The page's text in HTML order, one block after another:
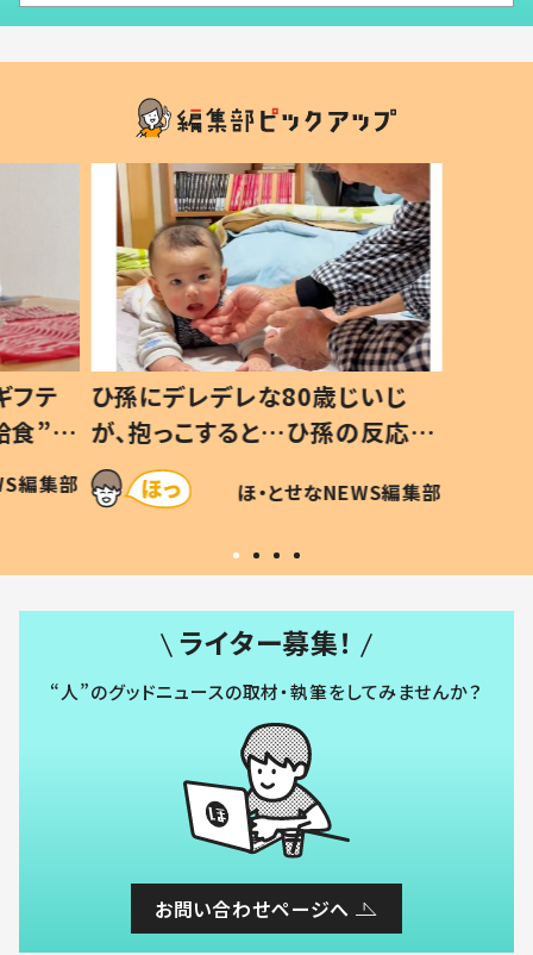
じ
応に
方な
編集部
生後8ヶ月で亡くなった息子 約
3年半後、当時の妻の日記に書い
てあった本音とは
ほ・とせなNEWS編集部
ライター募集！
“人”のグッドニュースの取材・執筆をしてみませんか？
お問い合わせページへ